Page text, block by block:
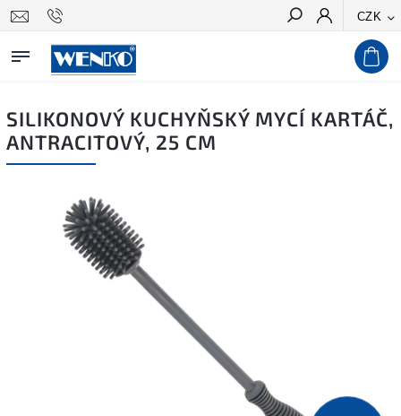
CZK
Hledat
SILIKONOVÝ KUCHYŇSKÝ MYCÍ KARTÁČ,
ANTRACITOVÝ, 25 CM